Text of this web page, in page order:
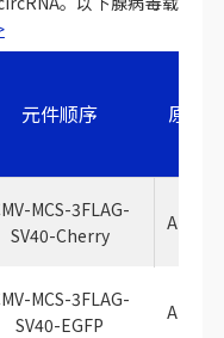
元件顺序 原核
MCS-3FLAG-
SV40-Cherry
MCS-3FLAG-
SV40-EGFP